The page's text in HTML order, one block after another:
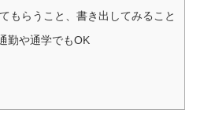
もらうこと、書き出してみること
勤や通学でもOK